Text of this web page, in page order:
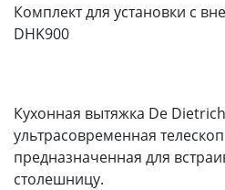
Комплект для установки с
DHK900
Кухонная вытяжка De
ультрасовременная
предназначенная для
столешницу.